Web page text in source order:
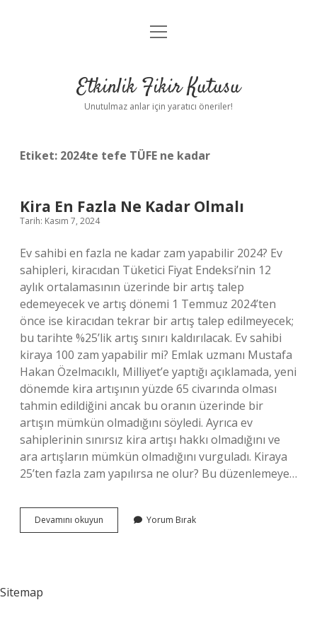
Anasayfa
Yasal Uyarı
menüyü
Etkinlik Fikir Kutusu
Unutulmaz anlar için yaratıcı öneriler!
Etiket: 2024te tefe TÜFE ne kadar
Kira En Fazla Ne Kadar Olmalı
Tarih: Kasım 7, 2024
Ev sahibi en fazla ne kadar zam yapabilir 2024? Ev
sahipleri, kiracıdan Tüketici Fiyat Endeksi’nin 12
aylık ortalamasının üzerinde bir artış talep
edemeyecek ve artış dönemi 1 Temmuz 2024’ten
önce ise kiracıdan tekrar bir artış talep edilmeyecek;
bu tarihte %25’lik artış sınırı kaldırılacak. Ev sahibi
kiraya 100 zam yapabilir mi? Emlak uzmanı Mustafa
Hakan Özelmacıklı, Milliyet’e yaptığı açıklamada, yeni
dönemde kira artışının yüzde 65 civarında olması
tahmin edildiğini ancak bu oranın üzerinde bir
artışın mümkün olmadığını söyledi. Ayrıca ev
sahiplerinin sınırsız kira artışı hakkı olmadığını ve
ara artışların mümkün olmadığını vurguladı. Kiraya
25’ten fazla zam yapılırsa ne olur? Bu düzenlemeye…
Devamını okuyun
En
Yorum Bırak
Sitemap